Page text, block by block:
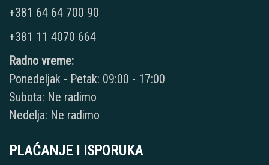
+381 64 64 700 90
+381 11 4070 664
Radno vreme:
Ponedeljak - Petak: 09:00 - 17:00
Subota: Ne radimo
Nedelja: Ne radimo
PLAĆANJE I ISPORUKA